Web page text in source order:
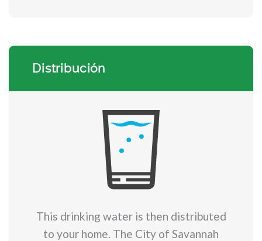
Distribución
This drinking water is then distributed
to your home. The City of Savannah